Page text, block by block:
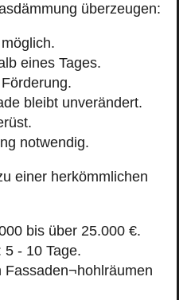
überzeugen:
eines Tages.
bleibt unverändert.
notwendig.
einer herkömmlichen
bis über 25.000 €.
5 - 10 Tage.
Fassaden¬hohlräumen